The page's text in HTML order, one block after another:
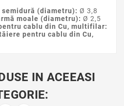
(diametru): Ø 3,8
moale (diametru): Ø 2,5
cablu din Cu, multifilar:
pentru cablu din Cu,
IN ACEEASI